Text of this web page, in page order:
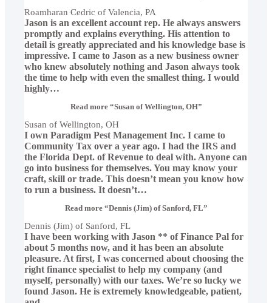
Roamharan Cedric of Valencia, PA
Jason is an excellent account rep. He always answers
promptly and explains everything. His attention to
detail is greatly appreciated and his knowledge base is
impressive. I came to Jason as a new business owner
who knew absolutely nothing and Jason always took
the time to help with even the smallest thing. I would
highly…
Read more“Susan of Wellington, OH”
Susan of Wellington, OH
I own Paradigm Pest Management Inc. I came to
Community Tax over a year ago. I had the IRS and
the Florida Dept. of Revenue to deal with. Anyone can
go into business for themselves. You may know your
craft, skill or trade. This doesn’t mean you know how
to run a business. It doesn’t…
Read more“Dennis (Jim) of Sanford, FL”
Dennis (Jim) of Sanford, FL
I have been working with Jason ** of Finance Pal for
about 5 months now, and it has been an absolute
pleasure. At first, I was concerned about choosing the
right finance specialist to help my company (and
myself, personally) with our taxes. We’re so lucky we
found Jason. He is extremely knowledgeable, patient,